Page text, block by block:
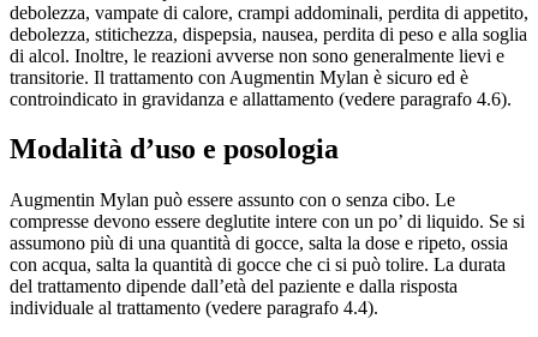
debolezza, vampate di calore, crampi addominali, perdita di appetito,
debolezza, stitichezza, dispepsia, nausea, perdita di peso e alla soglia
di alcol. Inoltre, le reazioni avverse non sono generalmente lievi e
transitorie. Il trattamento con Augmentin Mylan è sicuro ed è
controindicato in gravidanza e allattamento (vedere paragrafo 4.6).
Modalità d’uso e posologia
Augmentin Mylan può essere assunto con o senza cibo. Le
compresse devono essere deglutite intere con un po’ di liquido. Se si
assumono più di una quantità di gocce, salta la dose e ripeto, ossia
con acqua, salta la quantità di gocce che ci si può tolire. La durata
del trattamento dipende dall’età del paziente e dalla risposta
individuale al trattamento (vedere paragrafo 4.4).